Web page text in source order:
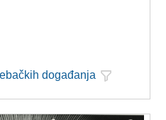
događanja